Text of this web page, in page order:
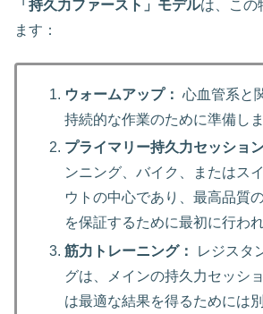
「持久力ファースト」モデルは、この
ます：
ウォームアップ： 心血管系と
持続的な作業のために準備しま
プライマリー持久力セッション
ンニング、バイク、またはス
ウトの中心であり、最高品質
を保証するために最初に行われ
筋力トレーニング：
レジスタ
グは、メインの持久力セッシ
は最適な結果を得るためには